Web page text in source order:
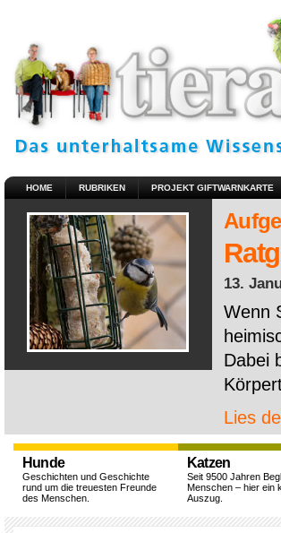
HOME RUBRIKEN PROJEKT GIFTWARNKARTE
13.
Wenn
Dabei
Lies
Hunde
Geschichten und Geschichte
rund um die treuesten Freunde
des Menschen.
Katzen
Seit 9500 Jahren
Menschen – hier ein
Auszug.